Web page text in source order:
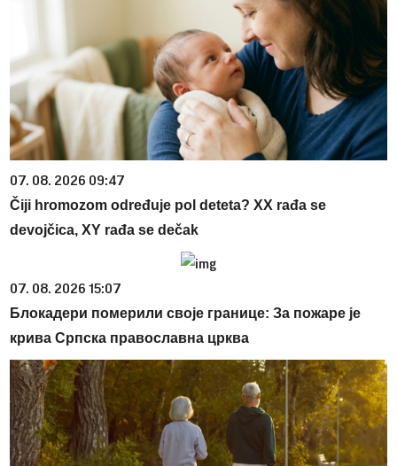
07. 08. 2026 09:47
Čiji hromozom određuje pol deteta? XX rađa se
devojčica, XY rađa se dečak
07. 08. 2026 15:07
Блокадери померили своје границе: За пожаре је
крива Српска православна црква